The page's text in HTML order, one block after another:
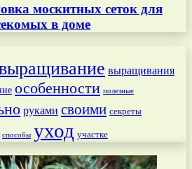
москитных сеток для
в доме
выращивания
особенности полезные
руками своими секреты
способы уход участке